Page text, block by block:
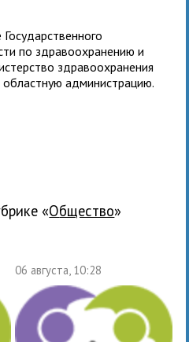
по здравоохранению и
здравоохранения
администрацию.
« общество»
06 августа, 10:28